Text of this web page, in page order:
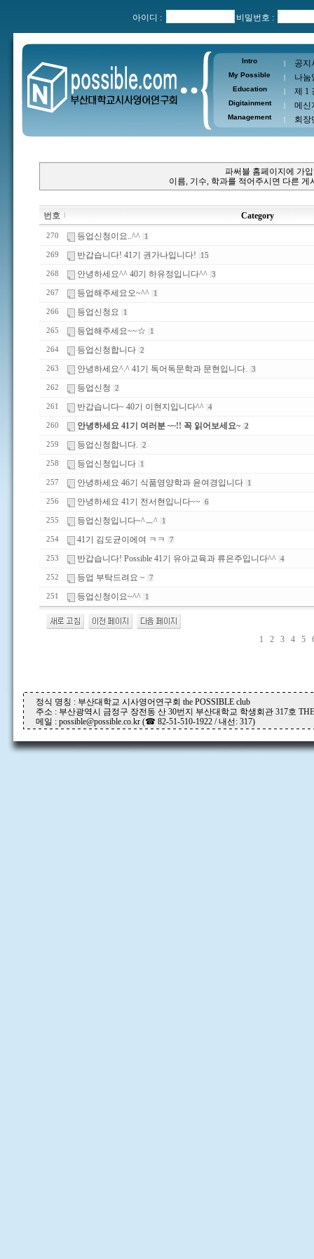
아이디 : 비밀번호 :
Intro | 공지
My Possible | 나눔
Education | 제 1
Digitainment | 메신
Management | 회장
파써블 홈페이지에 가
이름, 기수, 학과를 적어주시면 다른
번호 Category
270 등업신청이요..^^ 1
269 반갑습니다! 41기 권가나입니다! 15
268 안녕하세요^^ 40기 하유정입니다^^ 3
267 등업해주세요오~^^ 1
266 등업신청요 1
265 등업해주세요~~☆ 1
264 등업신청합니다 2
263 안녕하세요^.^ 41기 독어독문학과 문현입니다. 3
262 등업신청 2
261 반갑습니다~ 40기 이현지입니다^^ 4
260 안녕하세요 41기 여러분 ~~!! 꼭 읽어보세요~ 2
259 등업신청합니다. 2
258 등업신청입니다 1
257 안녕하세요 46기 식품영양학과 윤여경입니다 1
256 안녕하세요 41기 전서현입니다~~ 6
255 등업신청입니다~^ㅡ^ 1
254 41기 김도균이에여 ㅋㅋ 7
253 반갑습니다! Possible 41기 유아교육과 류은주입니다^^ 4
252 등업 부탁드려요 ~ 7
251 등업신청이요~^^ 1
1 2 3 4 5
정식 명칭 : 부산대학교 시사영어연구회 the POSSIBLE club
주소 : 부산광역시 금정구 장전동 산 30번지 부산대학교 학생회관 317호
메일 : possible@possible.co.kr (☎ 82-51-510-1922 / 내선: 317)